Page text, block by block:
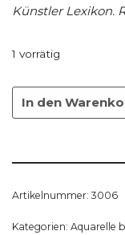
Künstler Lexikon.
1 vorrätig
In den
Artikelnummer: 3006
Kategorien: Aquarelle